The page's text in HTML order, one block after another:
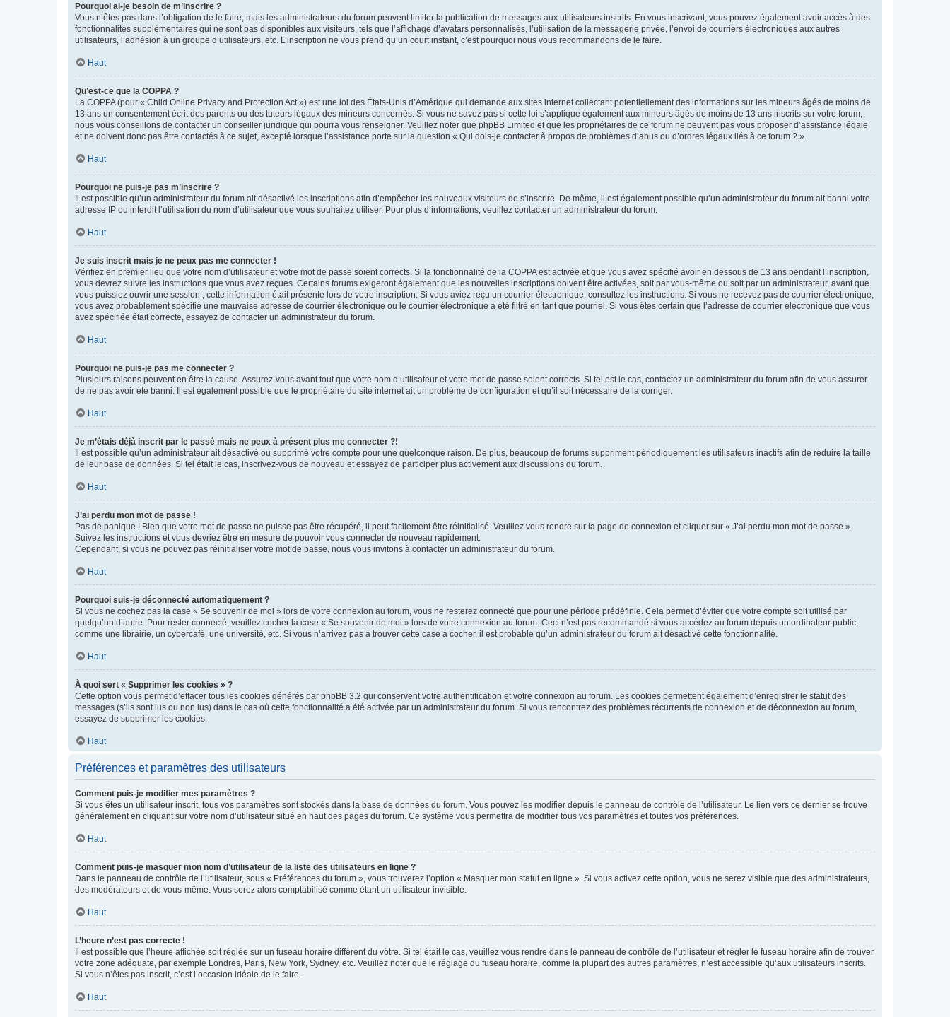
Pourquoi ai-je besoin de m’inscrire ?
Vous n’êtes pas dans l’obligation de le faire, mais les administrateurs du forum peuvent limiter la publication de messages aux utilisateurs inscrits. En vous inscrivant, vous pouvez également avoir accès à des
fonctionnalités supplémentaires qui ne sont pas disponibles aux visiteurs, tels que l’affichage d’avatars personnalisés, l’utilisation de la messagerie privée, l’envoi de courriers électroniques aux autres
utilisateurs, l’adhésion à un groupe d’utilisateurs, etc. L’inscription ne vous prend qu’un court instant, c’est pourquoi nous vous recommandons de le faire.
Haut
Qu’est-ce que la COPPA ?
La COPPA (pour « Child Online Privacy and Protection Act ») est une loi des États-Unis d’Amérique qui demande aux sites internet collectant potentiellement des informations sur les mineurs âgés de moins de
13 ans un consentement écrit des parents ou des tuteurs légaux des mineurs concernés. Si vous ne savez pas si cette loi s’applique également aux mineurs âgés de moins de 13 ans inscrits sur votre forum,
nous vous conseillons de contacter un conseiller juridique qui pourra vous renseigner. Veuillez noter que phpBB Limited et que les propriétaires de ce forum ne peuvent pas vous proposer d’assistance légale
et ne doivent donc pas être contactés à ce sujet, excepté lorsque l’assistance porte sur la question « Qui dois-je contacter à propos de problèmes d’abus ou d’ordres légaux liés à ce forum ? ».
Haut
Pourquoi ne puis-je pas m’inscrire ?
Il est possible qu’un administrateur du forum ait désactivé les inscriptions afin d’empêcher les nouveaux visiteurs de s’inscrire. De même, il est également possible qu’un administrateur du forum ait banni votre
adresse IP ou interdit l’utilisation du nom d’utilisateur que vous souhaitez utiliser. Pour plus d’informations, veuillez contacter un administrateur du forum.
Haut
Je suis inscrit mais je ne peux pas me connecter !
Vérifiez en premier lieu que votre nom d’utilisateur et votre mot de passe soient corrects. Si la fonctionnalité de la COPPA est activée et que vous avez spécifié avoir en dessous de 13 ans pendant l’inscription,
vous devrez suivre les instructions que vous avez reçues. Certains forums exigeront également que les nouvelles inscriptions doivent être activées, soit par vous-même ou soit par un administrateur, avant que
vous puissiez ouvrir une session ; cette information était présente lors de votre inscription. Si vous aviez reçu un courrier électronique, consultez les instructions. Si vous ne recevez pas de courrier électronique,
vous avez probablement spécifié une mauvaise adresse de courrier électronique ou le courrier électronique a été filtré en tant que pourriel. Si vous êtes certain que l’adresse de courrier électronique que vous
avez spécifiée était correcte, essayez de contacter un administrateur du forum.
Haut
Pourquoi ne puis-je pas me connecter ?
Plusieurs raisons peuvent en être la cause. Assurez-vous avant tout que votre nom d’utilisateur et votre mot de passe soient corrects. Si tel est le cas, contactez un administrateur du forum afin de vous assurer
de ne pas avoir été banni. Il est également possible que le propriétaire du site internet ait un problème de configuration et qu’il soit nécessaire de la corriger.
Haut
Je m’étais déjà inscrit par le passé mais ne peux à présent plus me connecter ?!
Il est possible qu’un administrateur ait désactivé ou supprimé votre compte pour une quelconque raison. De plus, beaucoup de forums suppriment périodiquement les utilisateurs inactifs afin de réduire la taille
de leur base de données. Si tel était le cas, inscrivez-vous de nouveau et essayez de participer plus activement aux discussions du forum.
Haut
J’ai perdu mon mot de passe !
Pas de panique ! Bien que votre mot de passe ne puisse pas être récupéré, il peut facilement être réinitialisé. Veuillez vous rendre sur la page de connexion et cliquer sur « J’ai perdu mon mot de passe ».
Suivez les instructions et vous devriez être en mesure de pouvoir vous connecter de nouveau rapidement.
Cependant, si vous ne pouvez pas réinitialiser votre mot de passe, nous vous invitons à contacter un administrateur du forum.
Haut
Pourquoi suis-je déconnecté automatiquement ?
Si vous ne cochez pas la case « Se souvenir de moi » lors de votre connexion au forum, vous ne resterez connecté que pour une période prédéfinie. Cela permet d’éviter que votre compte soit utilisé par
quelqu’un d’autre. Pour rester connecté, veuillez cocher la case « Se souvenir de moi » lors de votre connexion au forum. Ceci n’est pas recommandé si vous accédez au forum depuis un ordinateur public,
comme une librairie, un cybercafé, une université, etc. Si vous n’arrivez pas à trouver cette case à cocher, il est probable qu’un administrateur du forum ait désactivé cette fonctionnalité.
Haut
À quoi sert « Supprimer les cookies » ?
Cette option vous permet d’effacer tous les cookies générés par phpBB 3.2 qui conservent votre authentification et votre connexion au forum. Les cookies permettent également d’enregistrer le statut des
messages (s’ils sont lus ou non lus) dans le cas où cette fonctionnalité a été activée par un administrateur du forum. Si vous rencontrez des problèmes récurrents de connexion et de déconnexion au forum,
essayez de supprimer les cookies.
Haut
Préférences et paramètres des utilisateurs
Comment puis-je modifier mes paramètres ?
Si vous êtes un utilisateur inscrit, tous vos paramètres sont stockés dans la base de données du forum. Vous pouvez les modifier depuis le panneau de contrôle de l’utilisateur. Le lien vers ce dernier se trouve
généralement en cliquant sur votre nom d’utilisateur situé en haut des pages du forum. Ce système vous permettra de modifier tous vos paramètres et toutes vos préférences.
Haut
Comment puis-je masquer mon nom d’utilisateur de la liste des utilisateurs en ligne ?
Dans le panneau de contrôle de l’utilisateur, sous « Préférences du forum », vous trouverez l’option « Masquer mon statut en ligne ». Si vous activez cette option, vous ne serez visible que des administrateurs,
des modérateurs et de vous-même. Vous serez alors comptabilisé comme étant un utilisateur invisible.
Haut
L’heure n’est pas correcte !
Il est possible que l’heure affichée soit réglée sur un fuseau horaire différent du vôtre. Si tel était le cas, veuillez vous rendre dans le panneau de contrôle de l’utilisateur et régler le fuseau horaire afin de trouver
votre zone adéquate, par exemple Londres, Paris, New York, Sydney, etc. Veuillez noter que le réglage du fuseau horaire, comme la plupart des autres paramètres, n’est accessible qu’aux utilisateurs inscrits.
Si vous n’êtes pas inscrit, c’est l’occasion idéale de le faire.
Haut